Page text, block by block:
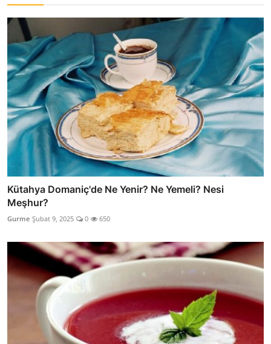
Kütahya Domaniç'de Ne Yenir? Ne Yemeli? Nesi
Meşhur?
Gurme Şubat 9, 2025 0 650